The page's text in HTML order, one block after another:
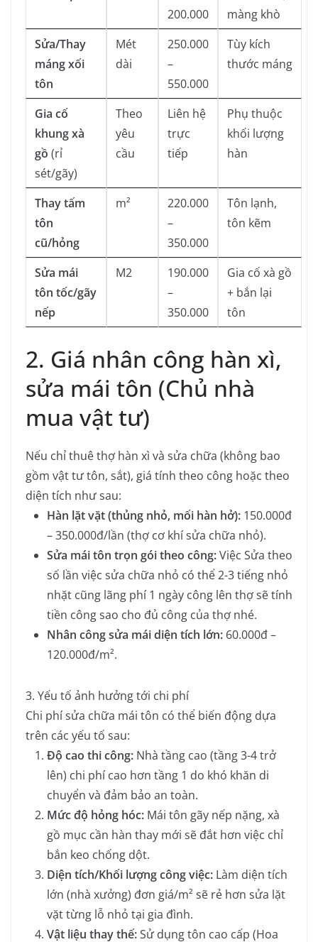
200.000
màng khò
Sửa/Thay
máng xối
tôn
Mét
dài
250.000
–
550.000
Tùy kích
thước máng
Gia cố
khung xà
gồ (rỉ
sét/gãy)
Theo
yêu
cầu
Liên hệ
trực
tiếp
Phụ thuộc
khối lượng
hàn
Thay tấm
tôn
cũ/hỏng
m²
220.000
–
350.000
Tôn lạnh,
tôn kẽm
Sửa mái
tôn tốc/gãy
nếp
M2
190.000
–
350.000
Gia cố xà gồ
+ bắn lại
tôn
2. Giá nhân công hàn xì,
sửa mái tôn (Chủ nhà
mua vật tư)
Nếu chỉ thuê thợ hàn xì và sửa chữa (không bao
gồm vật tư tôn, sắt), giá tính theo công hoặc theo
diện tích như sau:
Hàn lặt vặt (thủng nhỏ, mối hàn hở): 150.000đ
– 350.000đ/lần (thợ cơ khí sửa chữa nhỏ).
Sửa mái tôn trọn gói theo công:Việc Sửa theo
số lần việc sửa chữa nhỏ có thể 2-3 tiếng nhỏ
nhặt cũng lãng phí 1 ngày công lên thợ sẽ tính
tiền công sao cho đủ công của thợ nhé.
Nhân công sửa mái diện tích lớn: 60.000đ –
120.000đ/m².
3. Yếu tố ảnh hưởng tới chi phí
Chi phí sửa chữa mái tôn có thể biến động dựa
trên các yếu tố sau:
Độ cao thi công: Nhà tầng cao (tầng 3-4 trở
lên) chi phí cao hơn tầng 1 do khó khăn di
chuyển và đảm bảo an toàn.
Mức độ hỏng hóc: Mái tôn gãy nếp nặng, xà
gồ mục cần hàn thay mới sẽ đắt hơn việc chỉ
bắn keo chống dột.
Diện tích/Khối lượng công việc: Làm diện tích
lớn (nhà xưởng) đơn giá/m² sẽ rẻ hơn sửa lặt
vặt từng lỗ nhỏ tại gia đình.
Vật liệu thay thế:Sử dụng tôn cao cấp (Hoa